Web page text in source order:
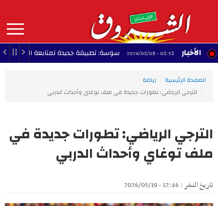
contenu
principal
MAIN
NAVIGATION الأخبار
08:58 - 2026/08/09 سوسة: تطبيقة جديدة لمتابعة الوضع البيئي
الصفحة الرئيسية
رياضة
الترجي الرياضي: تطورات جديدة في ملف توغاي وأحداث الدربي
الترجي الرياضي: تطورات جديدة في
ملف توغاي وأحداث الدربي
تاريخ النشر : 12:46 - 2026/05/19